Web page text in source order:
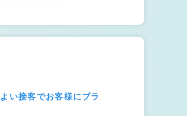
い接客でお客様にブラ